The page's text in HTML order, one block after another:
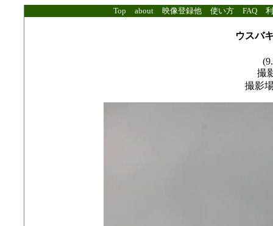
Top about 映像登録他 使い方 FAQ
ウスバ
撮
撮影